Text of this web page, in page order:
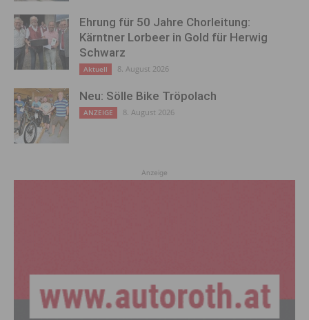
Ehrung für 50 Jahre Chorleitung:
Kärntner Lorbeer in Gold für Herwig
Schwarz
Aktuell 8. August 2026
Neu: Sölle Bike Tröpolach
ANZEIGE 8. August 2026
Anzeige